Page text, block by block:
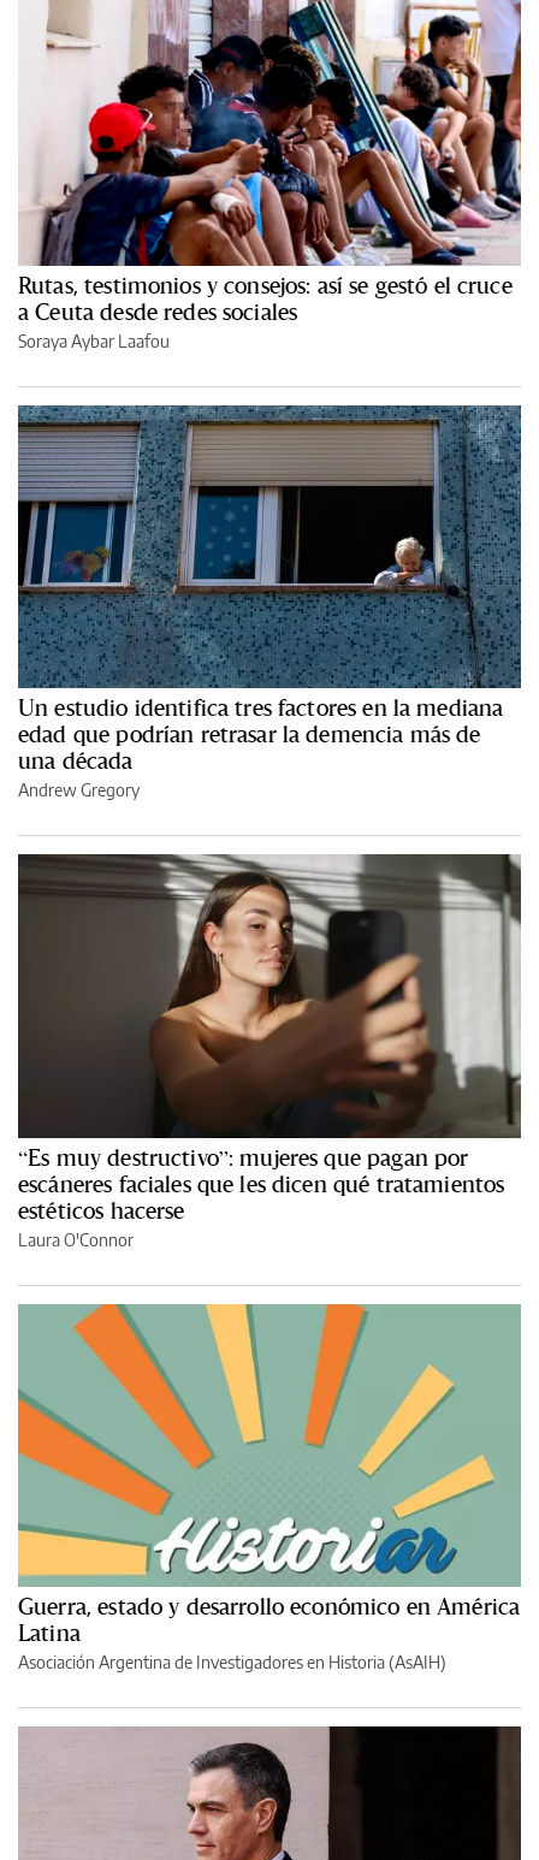
Rutas, testimonios y consejos: así se gestó el cruce
a Ceuta desde redes sociales
Soraya Aybar Laafou
Un estudio identifica tres factores en la mediana
edad que podrían retrasar la demencia más de
una década
Andrew Gregory
“Es muy destructivo”: mujeres que pagan por
escáneres faciales que les dicen qué tratamientos
estéticos hacerse
Laura O'Connor
Guerra, estado y desarrollo económico en América
Latina
Asociación Argentina de Investigadores en Historia (AsAIH)